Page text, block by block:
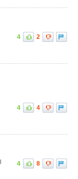
4 2
4 4
4 8